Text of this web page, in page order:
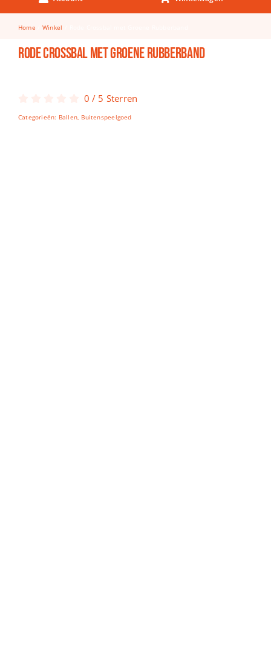
Keuken & Tafelen
Kinderfietsen
Knutselen
Spellen
Home Winkel
Rode Crossbal met Groene Rubberband
0 / 5 Sterren
Categorieën: Ballen, Buitenspeelgoed